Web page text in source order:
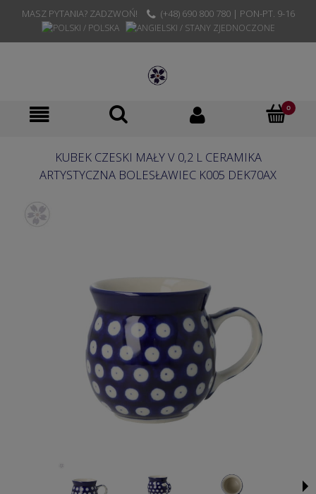
MASZ PYTANIA? ZADZWOŃ! (+48) 690 800 780 | PON-PT. 9-16
KUBEK CZESKI MAŁY V 0,2 L CERAMIKA
ARTYSTYCZNA BOLESŁAWIEC K005 DEK70AX